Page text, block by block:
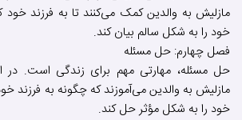
مازلیش به والدین کمک می‌کنند تا به فرزند
خود را به شکل سالم بیان کند.
فصل چهارم: حل مسئله
حل مسئله، مهارتی مهم برای زندگی است. در
مازلیش به والدین می‌آموزند که چگونه به فرزند
خود را به شکل مؤثر حل کند.